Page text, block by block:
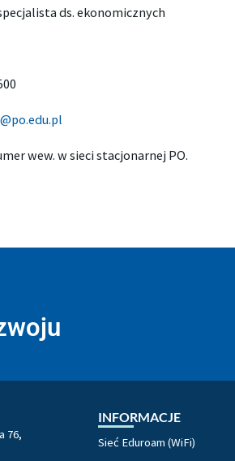
ds. ekonomicznych
wew. w sieci stacjonarnej PO.
76,
INFORMACJE
Sieć Eduroam (WiFi)